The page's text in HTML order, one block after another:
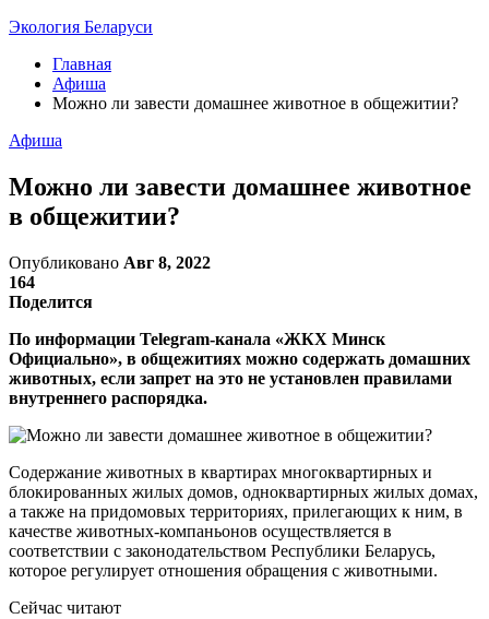
Экология Беларуси
Главная
Афиша
Можно ли завести домашнее животное в общежитии?
Афиша
Можно ли завести домашнее животное
в общежитии?
Опубликовано Авг 8, 2022
164
Поделится
По информации Telegram-канала «ЖКХ Минск
Официально», в общежитиях можно содержать домашних
животных, если запрет на это не установлен правилами
внутреннего распорядка.
Содержание животных в квартирах многоквартирных и
блокированных жилых домов, одноквартирных жилых домах,
а также на придомовых территориях, прилегающих к ним, в
качестве животных-компаньонов осуществляется в
соответствии с законодательством Республики Беларусь,
которое регулирует отношения обращения с животными.
Сейчас читают